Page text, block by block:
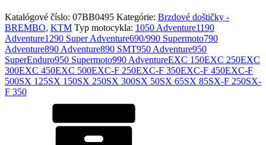
Katalógové číslo: 07BB0495 Kategórie: Brzdové doštičky -
BREMBO, KTM Typ motocykla: 1050 Adventure1190
Adventure1290 Super Adventure690/990 Supermoto790
Adventure890 Adventure890 SMT950 Adventure950
SuperEnduro950 Supermoto990 AdventureEXC 150EXC 250EXC
300EXC 450EXC 500EXC-F 250EXC-F 350EXC-F 450EXC-F
500SX 125SX 150SX 250SX 300SX 50SX 65SX 85SX-F 250SX-
F 350